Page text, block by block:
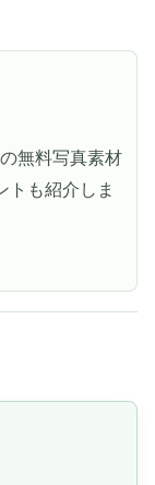
無料写真素材
トも紹介しま